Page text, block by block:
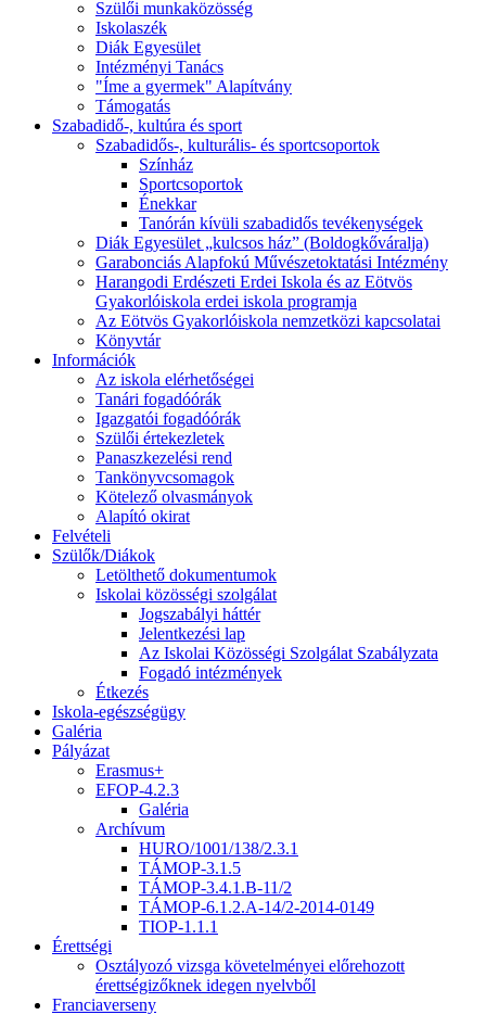
Szülői munkaközösség
Iskolaszék
Diák Egyesület
Intézményi Tanács
"Íme a gyermek" Alapítvány
Támogatás
Szabadidő-, kultúra és sport
Szabadidős-, kulturális- és sportcsoportok
Színház
Sportcsoportok
Énekkar
Tanórán kívüli szabadidős tevékenységek
Diák Egyesület „kulcsos ház” (Boldogkőváralja)
Garabonciás Alapfokú Művészetoktatási Intézmény
Harangodi Erdészeti Erdei Iskola és az Eötvös
Gyakorlóiskola erdei iskola programja
Az Eötvös Gyakorlóiskola nemzetközi kapcsolatai
Könyvtár
Információk
Az iskola elérhetőségei
Tanári fogadóórák
Igazgatói fogadóórák
Szülői értekezletek
Panaszkezelési rend
Tankönyvcsomagok
Kötelező olvasmányok
Alapító okirat
Felvételi
Szülők/Diákok
Letölthető dokumentumok
Iskolai közösségi szolgálat
Jogszabályi háttér
Jelentkezési lap
Az Iskolai Közösségi Szolgálat Szabályzata
Fogadó intézmények
Étkezés
Iskola-egészségügy
Galéria
Pályázat
Erasmus+
EFOP-4.2.3
Galéria
Archívum
HURO/1001/138/2.3.1
TÁMOP-3.1.5
TÁMOP-3.4.1.B-11/2
TÁMOP-6.1.2.A-14/2-2014-0149
TIOP-1.1.1
Érettségi
Osztályozó vizsga követelményei előrehozott
érettségizőknek idegen nyelvből
Franciaverseny